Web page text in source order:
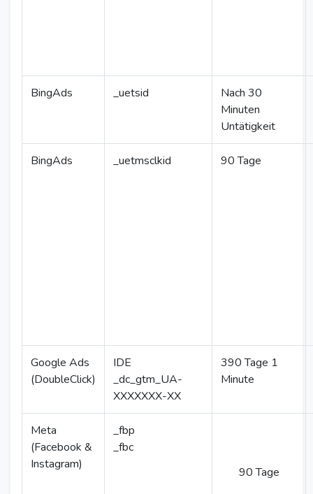
BingAds _uetsid
Nach 30
Minuten
Untätigkeit
BingAds _uetmsclkid 90 Tage
Google Ads
(DoubleClick)
IDE
_dc_gtm_UA-
XXXXXXX-XX
390 Tage 1
Minute
Meta
(Facebook &
Instagram)
_fbp
_fbc
90 Tage